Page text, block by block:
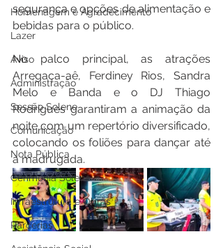
Homenagem e Agradecimento
Lazer
Aviso
Administração
Sessão Solene
Comunicação
Nota Pública
Cerimônia Solene
Infraestrutura e Obras
Parcerias
segurança e opções de alimentação e
bebidas para o público.
No palco principal, as atrações
Arregaça-aê, Ferdiney Rios, Sandra
Melo e Banda e o DJ Thiago
Rodrigues garantiram a animação da
noite com um repertório diversificado,
colocando os foliões para dançar até
à madrugada.